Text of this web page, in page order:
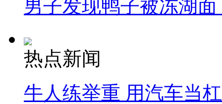
男子发现鸭子被冻湖
热点新闻
牛人练举重 用汽车当